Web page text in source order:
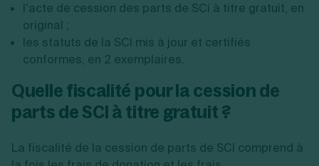
l’acte de cession des parts de SCi à titre gratuit, en
original ;
les statuts de la SCI mis à jour et certifiés
conformes, en 2 exemplaires.
Quelle fiscalité pour la cession de
parts de SCI à titre gratuit ?
La fiscalité de la cession de parts de SCI comprend à